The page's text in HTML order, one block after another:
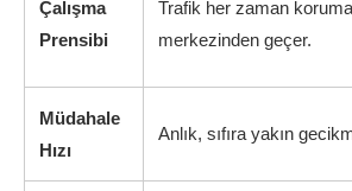
Çalışma
Prensibi
Trafik her zaman koruma
merkezinden geçer.
Müdahale
Hızı
Anlık, sıfıra yakın